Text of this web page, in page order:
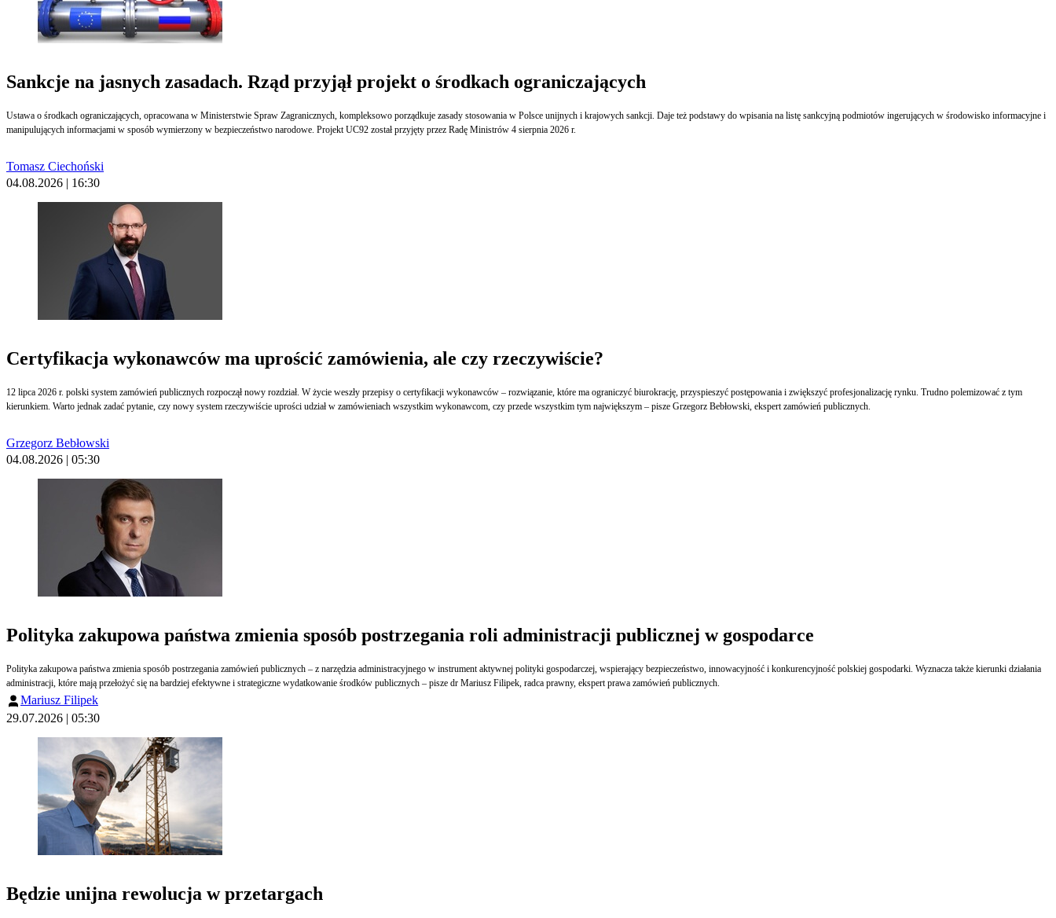
Sankcje na jasnych zasadach. Rząd przyjął projekt o środkach ograniczających
Ustawa o środkach ograniczających, opracowana w Ministerstwie Spraw Zagranicznych, kompleksowo porządkuje zasady stosowania w Polsce unijnych i krajowych sankcji. Daje też podstawy do wpisania na listę sankcyjną podmiotów ingerujących w środowisko informacyjne i
manipulujących informacjami w sposób wymierzony w bezpieczeństwo narodowe. Projekt UC92 został przyjęty przez Radę Ministrów 4 sierpnia 2026 r.
Tomasz Ciechoński
04.08.2026 | 16:30
Certyfikacja wykonawców ma uprościć zamówienia, ale czy rzeczywiście?
12 lipca 2026 r. polski system zamówień publicznych rozpoczął nowy rozdział. W życie weszły przepisy o certyfikacji wykonawców – rozwiązanie, które ma ograniczyć biurokrację, przyspieszyć postępowania i zwiększyć profesjonalizację rynku. Trudno polemizować z tym
kierunkiem. Warto jednak zadać pytanie, czy nowy system rzeczywiście uprości udział w zamówieniach wszystkim wykonawcom, czy przede wszystkim tym największym – pisze Grzegorz Bebłowski, ekspert zamówień publicznych.
Grzegorz Bebłowski
04.08.2026 | 05:30
Polityka zakupowa państwa zmienia sposób postrzegania roli administracji publicznej w gospodarce
Polityka zakupowa państwa zmienia sposób postrzegania zamówień publicznych – z narzędzia administracyjnego w instrument aktywnej polityki gospodarczej, wspierający bezpieczeństwo, innowacyjność i konkurencyjność polskiej gospodarki. Wyznacza także kierunki działania
administracji, które mają przełożyć się na bardziej efektywne i strategiczne wydatkowanie środków publicznych – pisze dr Mariusz Filipek, radca prawny, ekspert prawa zamówień publicznych.
Mariusz Filipek
29.07.2026 | 05:30
Będzie unijna rewolucja w przetargach